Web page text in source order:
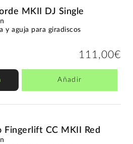
MKII DJ Single
y aguja para giradiscos
111,00€
Añadir
Fingerlift CC MKII Red